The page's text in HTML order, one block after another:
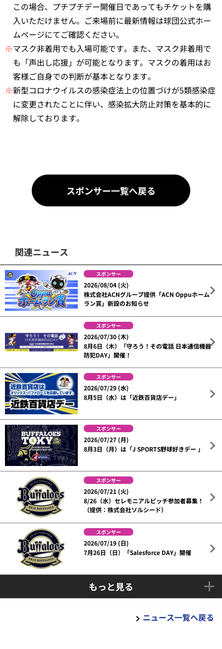
この場合、プチプチデー開催日であってもチケットを購
入いただけません。ご来場前に最新情報は球団公式ホー
ムページにてご確認ください。
※マスク非着用でも入場可能です。また、マスク非着用で
も「声出し応援」が可能となります。マスクの着用はお
客様ご自身での判断が基本となります。
※新型コロナウイルスの感染症法上の位置づけが5類感染症
に変更されたことに伴い、感染拡大防止対策を基本的に
解除しております。
スポンサー一覧へ戻る
関連ニュース
スポンサー
2026/08/04 (火)
株式会社ACNグループ提供「ACN Oppuホーム
ラン賞」新設のお知らせ
スポンサー
2026/07/30 (木)
8月6日（木）「守ろう！その電話 日本通信機器
防犯DAY」開催！
スポンサー
2026/07/29 (水)
8月5日（水）は「近鉄百貨店デー」
スポンサー
2026/07/27 (月)
8月3日（月）は「J SPORTS野球好きデー 」
スポンサー
2026/07/21 (火)
8/26（水）セレモニアルピッチ参加者募集！
（提供：株式会社ソルシード）
スポンサー
2026/07/19 (日)
7月26日（日）「Salesforce DAY」開催
もっと見る
ニュース一覧へ戻る